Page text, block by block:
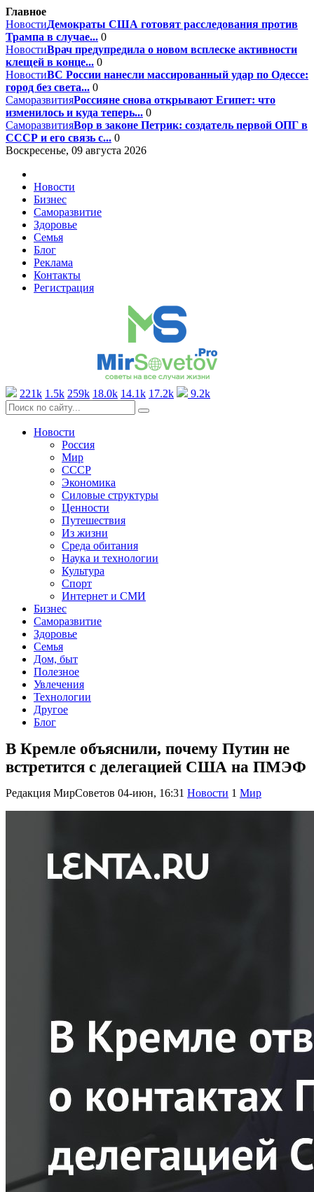
Главное
НовостиДемократы США готовят расследования против
Трампа в случае... 0
НовостиВрач предупредила о новом всплеске активности
клещей в конце... 0
НовостиВС России нанесли массированный удар по Одессе:
город без света... 0
СаморазвитияРоссияне снова открывают Египет: что
изменилось и куда теперь... 0
СаморазвитияВор в законе Петрик: создатель первой ОПГ в
СССР и его связь с... 0
Воскресенье, 09 августа 2026
Новости
Бизнес
Саморазвитие
Здоровье
Семья
Блог
Реклама
Контакты
Регистрация
221k 1.5k 259k 18.0k 14.1k 17.2k 9.2k
Новости
Россия
Мир
СССР
Экономика
Силовые структуры
Ценности
Путешествия
Из жизни
Среда обитания
Наука и технологии
Культура
Спорт
Интернет и СМИ
Бизнес
Саморазвитие
Здоровье
Семья
Дом, быт
Полезное
Увлечения
Технологии
Другое
Блог
В Кремле объяснили, почему Путин не
встретится с делегацией США на ПМЭФ
Редакция МирСоветов 04-июн, 16:31 Новости 1 Мир